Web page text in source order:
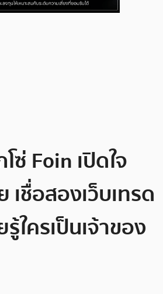
ซ่ Foin เปิดใจ
เชื่อสองเว็บเทรด
ใครเป็นเจ้าของ